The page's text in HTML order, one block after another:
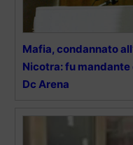
Mafia, condannato
Nicotra: fu mandante
Dc Arena